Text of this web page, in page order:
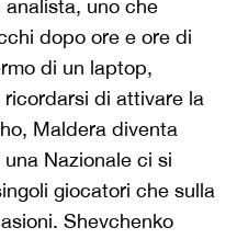
uno che
dopo ore e ore di
di un laptop,
di attivare la
Maldera diventa
Nazionale ci si
giocatori che sulla
Shevchenko